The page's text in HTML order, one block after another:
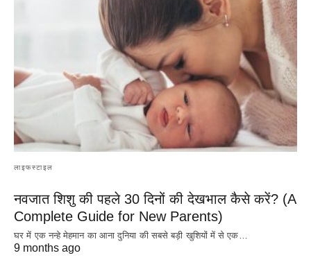
लाइफस्टाइल
नवजात शिशु की पहले 30 दिनों की देखभाल कैसे करें? (A
Complete Guide for New Parents)
घर में एक नन्हे मेहमान का आना दुनिया की सबसे बड़ी खुशियों में से एक…
9 months ago